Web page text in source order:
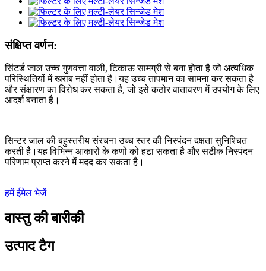
संक्षिप्त वर्णन:
सिंटर्ड जाल उच्च गुणवत्ता वाली, टिकाऊ सामग्री से बना होता है जो अत्यधिक
परिस्थितियों में खराब नहीं होता है।यह उच्च तापमान का सामना कर सकता है
और संक्षारण का विरोध कर सकता है, जो इसे कठोर वातावरण में उपयोग के लिए
आदर्श बनाता है।
सिन्टर जाल की बहुस्तरीय संरचना उच्च स्तर की निस्पंदन दक्षता सुनिश्चित
करती है।यह विभिन्न आकारों के कणों को हटा सकता है और सटीक निस्पंदन
परिणाम प्राप्त करने में मदद कर सकता है।
हमें ईमेल भेजें
वास्तु की बारीकी
उत्पाद टैग